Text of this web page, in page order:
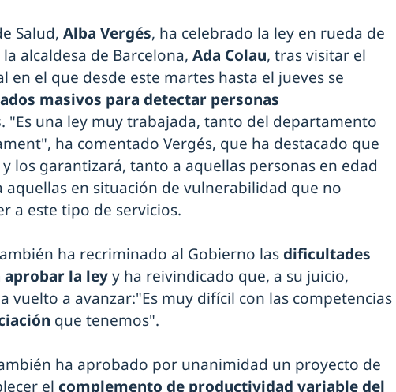
Salud, Alba Vergés, ha celebrado la ley en rueda de
alcaldesa de Barcelona, Ada Colau, tras visitar el
en el que desde este martes hasta el jueves se
masivos para detectar personas
. "Es una ley muy trabajada, tanto del departamento
ha comentado Vergés, que ha destacado que
los garantizará, tanto a aquellas personas en edad
aquellas en situación de vulnerabilidad que no
a este tipo de servicios.
ha recriminado al Gobierno las dificultades
aprobar la leyy ha reivindicado que, a su juicio,
vuelto a avanzar:"Es muy difícil con las competencias
que tenemos".
ha aprobado por unanimidad un proyecto de
el complemento de productividad variable del